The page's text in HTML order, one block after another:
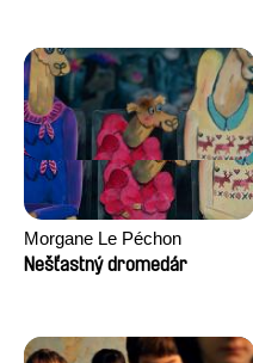
Morgane Le Péchon
Nešťastný dromedár